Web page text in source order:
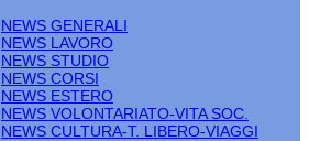
NEWS GENERALI
NEWS LAVORO
NEWS STUDIO
NEWS CORSI
NEWS ESTERO
NEWS VOLONTARIATO-VITA SOC.
NEWS CULTURA-T. LIBERO-VIAGGI